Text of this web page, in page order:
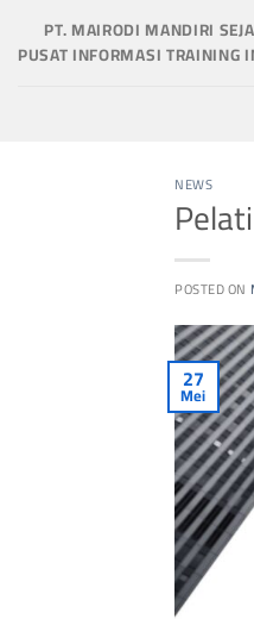
PT. MAIRODI MANDIRI
PUSAT INFORMASI TRAINING
NEWS
POSTED ON
27
Mei